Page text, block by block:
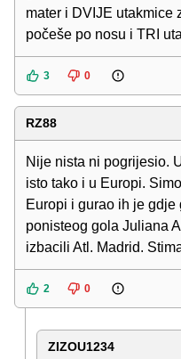
mater i DVIJE utakmice
počeše po nosu i TRI
3 0
RZ88
Nije nista ni pogrijesio.
isto tako i u Europi.
Europi i gurao ih je
ponisteog gola Juliana
izbacili Atl. Madrid.
2 0
ZIZOU1234